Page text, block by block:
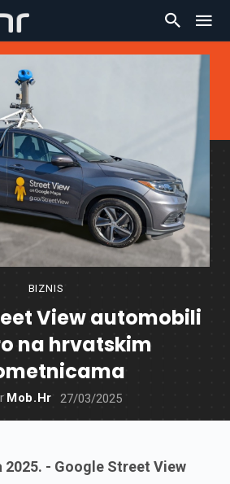
BIZNIS
View automobili
na hrvatskim
Mob.hr 27/03/2025
2025. - Google Street View